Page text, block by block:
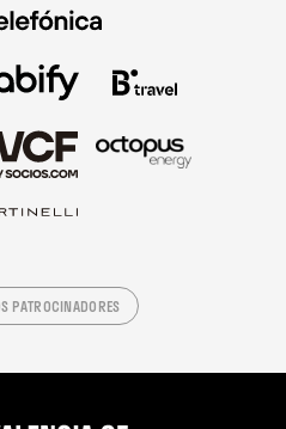
PATROCINADORES